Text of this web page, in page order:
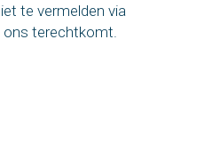
te vermelden via
ons terechtkomt.